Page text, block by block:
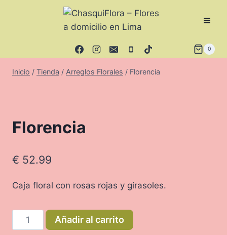
0
Inicio / Tienda / Arreglos Florales / Florencia
Florencia
€ 52.99
Caja floral con rosas rojas y girasoles.
Florencia
cantidad
Añadir al carrito